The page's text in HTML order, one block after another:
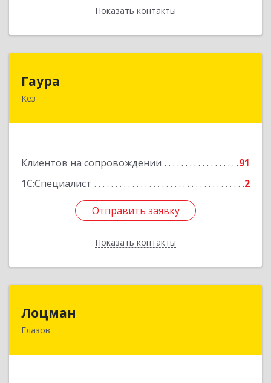
Показать контакты
Назад
Гаура
Кез
Клиентов на сопровождении
91
1С:Специалист
2
Отправить заявку
Показать контакты
Отправить заявку
Назад
Лоцман
Глазов
427620, Удмуртская Респ, Глазов г, Сибирская